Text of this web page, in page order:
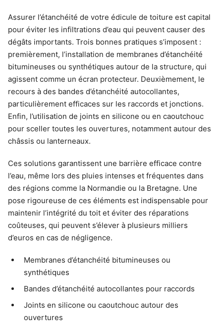
Assurer l’étanchéité de votre édicule de toiture est capital
pour éviter les infiltrations d’eau qui peuvent causer des
dégâts importants. Trois bonnes pratiques s’imposent :
premièrement, l’installation de membranes d’étanchéité
bitumineuses ou synthétiques autour de la structure, qui
agissent comme un écran protecteur. Deuxièmement, le
recours à des bandes d’étanchéité autocollantes,
particulièrement efficaces sur les raccords et jonctions.
Enfin, l’utilisation de joints en silicone ou en caoutchouc
pour sceller toutes les ouvertures, notamment autour des
châssis ou lanterneaux.
Ces solutions garantissent une barrière efficace contre
l’eau, même lors des pluies intenses et fréquentes dans
des régions comme la Normandie ou la Bretagne. Une
pose rigoureuse de ces éléments est indispensable pour
maintenir l’intégrité du toit et éviter des réparations
coûteuses, qui peuvent s’élever à plusieurs milliers
d’euros en cas de négligence.
Membranes d’étanchéité bitumineuses ou
synthétiques
Bandes d’étanchéité autocollantes pour raccords
Joints en silicone ou caoutchouc autour des
ouvertures